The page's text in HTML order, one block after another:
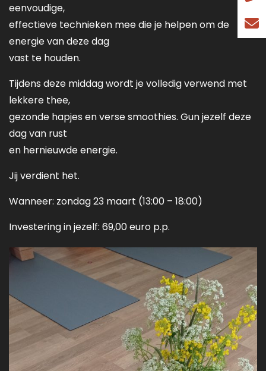
eenvoudige,
effectieve technieken mee die je helpen om de
energie van deze dag
vast te houden.
Tijdens deze middag wordt je volledig verwend met
lekkere thee,
gezonde hapjes en verse smoothies. Gun jezelf deze
dag van rust
en hernieuwde energie.
Jij verdient het.
Wanneer: zondag 23 maart (13:00 – 18:00)
Investering in jezelf: 69,00 euro p.p.